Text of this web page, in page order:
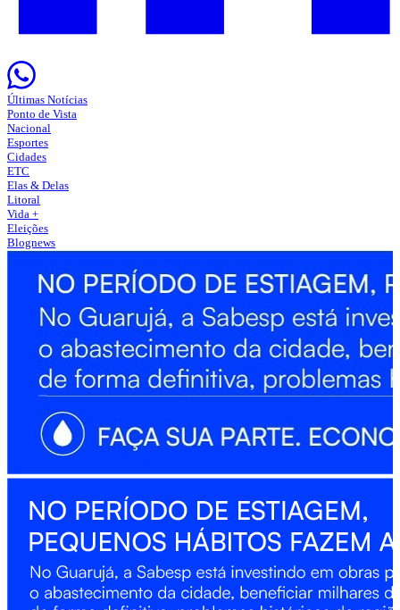
Últimas Notícias
Ponto de Vista
Nacional
Esportes
Cidades
ETC
Elas & Delas
Litoral
Vida +
Eleições
Blognews